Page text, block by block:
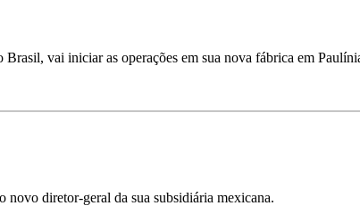
vai iniciar as operações em sua nova fábrica em
diretor-geral da sua subsidiária mexicana.